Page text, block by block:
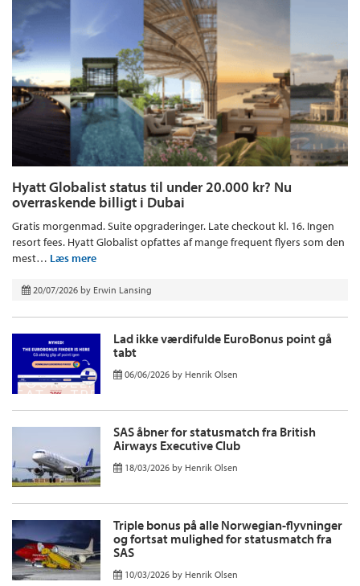
Hyatt Globalist status til under 20.000 kr? Nu
overraskende billigt i Dubai
Gratis morgenmad. Suite opgraderinger. Late checkout kl. 16. Ingen
resort fees. Hyatt Globalist opfattes af mange frequent flyers som den
mest… Læs mere
20/07/2026 by Erwin Lansing
Lad ikke værdifulde EuroBonus point gå
tabt
06/06/2026 by Henrik Olsen
SAS åbner for statusmatch fra British
Airways Executive Club
18/03/2026 by Henrik Olsen
Triple bonus på alle Norwegian-flyvninger
og fortsat mulighed for statusmatch fra
SAS
10/03/2026 by Henrik Olsen